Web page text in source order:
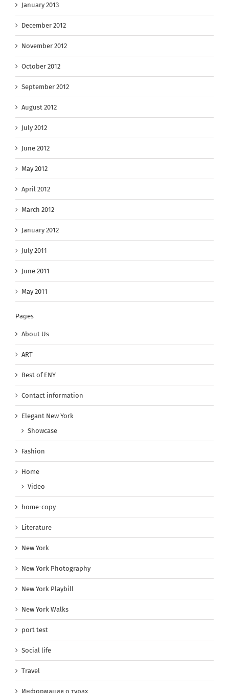
January 2013
December 2012
November 2012
October 2012
September 2012
August 2012
July 2012
June 2012
May 2012
April 2012
March 2012
January 2012
July 2011
June 2011
May 2011
Pages
About Us
ART
Best of ENY
Contact information
Elegant New York
Showcase
Fashion
Home
Video
home-copy
Literature
New York
New York Photography
New York Playbill
New York Walks
port test
Social life
Travel
Информация о турах